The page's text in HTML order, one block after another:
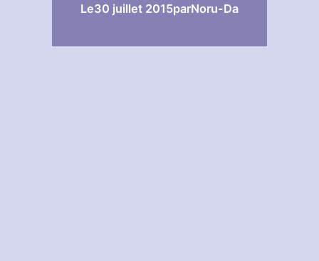
Le30 juillet 2015parNoru-Da